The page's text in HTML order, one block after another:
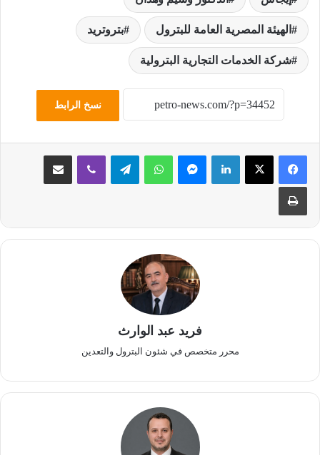
الهيئة المصرية العامة للبترول بتروتريد
شركة الخدمات التجارية البترولية
نسخ الرابط
لينكدإن ماسنجر واتساب تيلقرام ڤايبر مشاركة عبر البريد
طباعة
فريد عبد الوارث
محرر متخصص في شئون البترول والتعدين